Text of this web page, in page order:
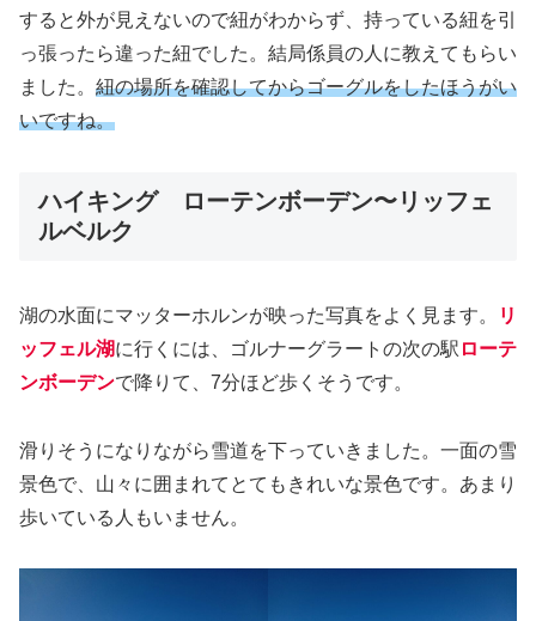
すると外が見えないので紐がわからず、持っている紐を引
っ張ったら違った紐でした。結局係員の人に教えてもらい
ました。 紐の場所を確認してからゴーグルをしたほうがい
いですね。
ハイキング ローテンボーデン〜リッフェ
ルベルク
湖の水面にマッターホルンが映った写真をよく見ます。
リ
ッフェル湖に行くには、ゴルナーグラートの次の駅 ローテ
ンボーデンで降りて、7分ほど歩くそうです。
滑りそうになりながら雪道を下っていきました。一面の雪
景色で、山々に囲まれてとてもきれいな景色です。あまり
歩いている人もいません。